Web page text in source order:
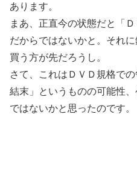
あります。
まあ、正直今の状態だと「
だからではないかと。それ
買う方が先だろうし。
さて、これはＤＶＤ規格で
結末」というものの可能性
ではないかと思ったのです。